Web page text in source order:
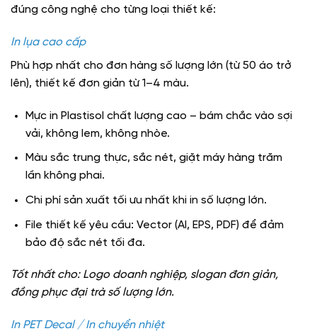
đúng công nghệ cho từng loại thiết kế:
In lụa cao cấp
Phù hợp nhất cho đơn hàng số lượng lớn (từ 50 áo trở
lên), thiết kế đơn giản từ 1–4 màu.
Mực in Plastisol chất lượng cao – bám chắc vào sợi
vải, không lem, không nhòe.
Màu sắc trung thực, sắc nét, giặt máy hàng trăm
lần không phai.
Chi phí sản xuất tối ưu nhất khi in số lượng lớn.
File thiết kế yêu cầu: Vector (AI, EPS, PDF) để đảm
bảo độ sắc nét tối đa.
Tốt nhất cho: Logo doanh nghiệp, slogan đơn giản,
đồng phục đại trà số lượng lớn.
In PET Decal / In chuyển nhiệt